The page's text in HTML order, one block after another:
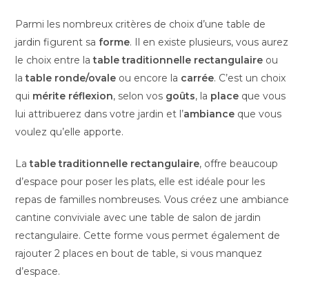
Parmi les nombreux critères de choix d’une table de
jardin figurent sa forme. Il en existe plusieurs, vous aurez
le choix entre latable traditionnelle rectangulaire ou
latable ronde/ovale ou encore la carrée. C’est un choix
qui mérite réflexion, selon vos goûts, la place que vous
lui attribuerez dans votre jardin et l’ambiance que vous
voulez qu’elle apporte.
Latable traditionnelle rectangulaire, offre beaucoup
d’espace pour poser les plats, elle est idéale pour les
repas de familles nombreuses. Vous créez une ambiance
cantine conviviale avec une table de salon de jardin
rectangulaire. Cette forme vous permet également de
rajouter 2 places en bout de table, si vous manquez
d’espace.